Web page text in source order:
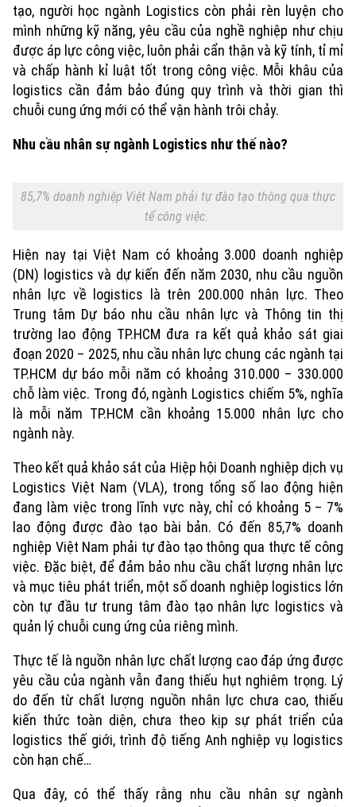
Thời sự
Hà Nội
Chính trị
Xã hội
Hà Nội
Nhịp sống Hà Nội
Người Hà Nội
Thế giới
Quân sự
Người Việt 4 phương
Tin tức
Tài chính Ngân hàng
Doanh nghiệp
Nhà đất
Đầu tư
Căn hộ
Đất đai
Kinh nghiệm
Tàu và Xe
Ô tô
Tàu
Xe máy
Thị trường
Đánh giá
Giáo dục
Tin tức
Tuyển sinh
Hướng nghiệp
Văn hóa
Tin tức
Làng nghề
Sức khỏe
Y tế
Dinh dưỡng
Tư vấn sức khỏe
Thể thao
Bóng đá
Quần vợt
Golf
Giải trí
Tin tức
Sao
Điện ảnh
Thời trang
Âm nhạc
Đã phát sóng
tạo, người học ngành Logistics còn phải rèn luyện cho
mình những kỹ năng, yêu cầu của nghề nghiệp như chịu
được áp lực công việc, luôn phải cẩn thận và kỹ tính, tỉ mỉ
và chấp hành kỉ luật tốt trong công việc. Mỗi khâu của
logistics cần đảm bảo đúng quy trình và thời gian thì
chuỗi cung ứng mới có thể vận hành trôi chảy.
Nhu cầu nhân sự ngành Logistics như thế nào?
85,7% doanh nghiệp Việt Nam phải tự đào tạo thông qua thực
tế công việc.
Hiện nay tại Việt Nam có khoảng 3.000 doanh nghiệp
(DN) logistics và dự kiến đến năm 2030, nhu cầu nguồn
nhân lực về logistics là trên 200.000 nhân lực. Theo
Trung tâm Dự báo nhu cầu nhân lực và Thông tin thị
trường lao động TP.HCM đưa ra kết quả khảo sát giai
đoạn 2020 – 2025, nhu cầu nhân lực chung các ngành tại
TP.HCM dự báo mỗi năm có khoảng 310.000 – 330.000
chỗ làm việc. Trong đó, ngành Logistics chiếm 5%, nghĩa
là mỗi năm TP.HCM cần khoảng 15.000 nhân lực cho
ngành này.
Theo kết quả khảo sát của Hiệp hội Doanh nghiệp dịch vụ
Logistics Việt Nam (VLA), trong tổng số lao động hiện
đang làm việc trong lĩnh vực này, chỉ có khoảng 5 – 7%
lao động được đào tạo bài bản. Có đến 85,7% doanh
nghiệp Việt Nam phải tự đào tạo thông qua thực tế công
việc. Đặc biệt, để đảm bảo nhu cầu chất lượng nhân lực
và mục tiêu phát triển, một số doanh nghiệp logistics lớn
còn tự đầu tư trung tâm đào tạo nhân lực logistics và
quản lý chuỗi cung ứng của riêng mình.
Thực tế là nguồn nhân lực chất lượng cao đáp ứng được
yêu cầu của ngành vẫn đang thiếu hụt nghiêm trọng. Lý
do đến từ chất lượng nguồn nhân lực chưa cao, thiếu
kiến thức toàn diện, chưa theo kịp sự phát triển của
logistics thế giới, trình độ tiếng Anh nghiệp vụ logistics
còn hạn chế…
Qua đây, có thể thấy rằng nhu cầu nhân sự ngành